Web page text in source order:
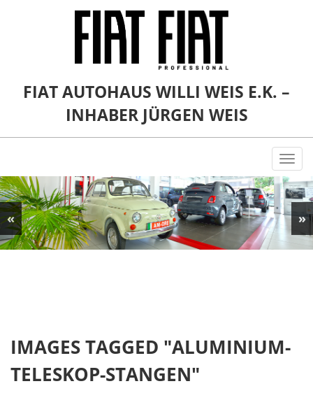
FIAT AUTOHAUS WILLI WEIS E.K. –
INHABER JÜRGEN WEIS
« »
IMAGES TAGGED "ALUMINIUM-
TELESKOP-STANGEN"